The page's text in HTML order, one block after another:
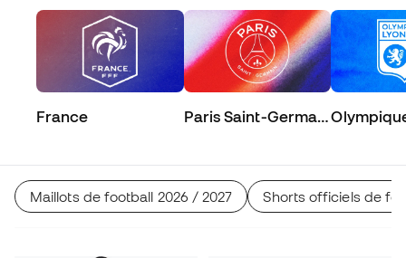
France
Paris Saint-Germain
Maillots de football 2026 / 2027 Shorts officiels de